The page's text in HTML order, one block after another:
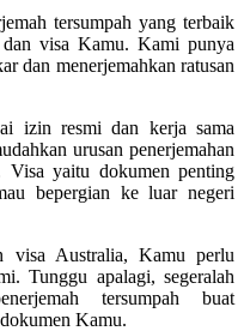
tersumpah yang terbaik
dan visa Kamu. Kami punya
dan menerjemahkan ratusan
izin resmi dan kerja sama
urusan penerjemahan
Visa yaitu dokumen penting
bepergian ke luar negeri
visa Australia, Kamu perlu
Tunggu apalagi, segeralah
tersumpah buat
Kamu.